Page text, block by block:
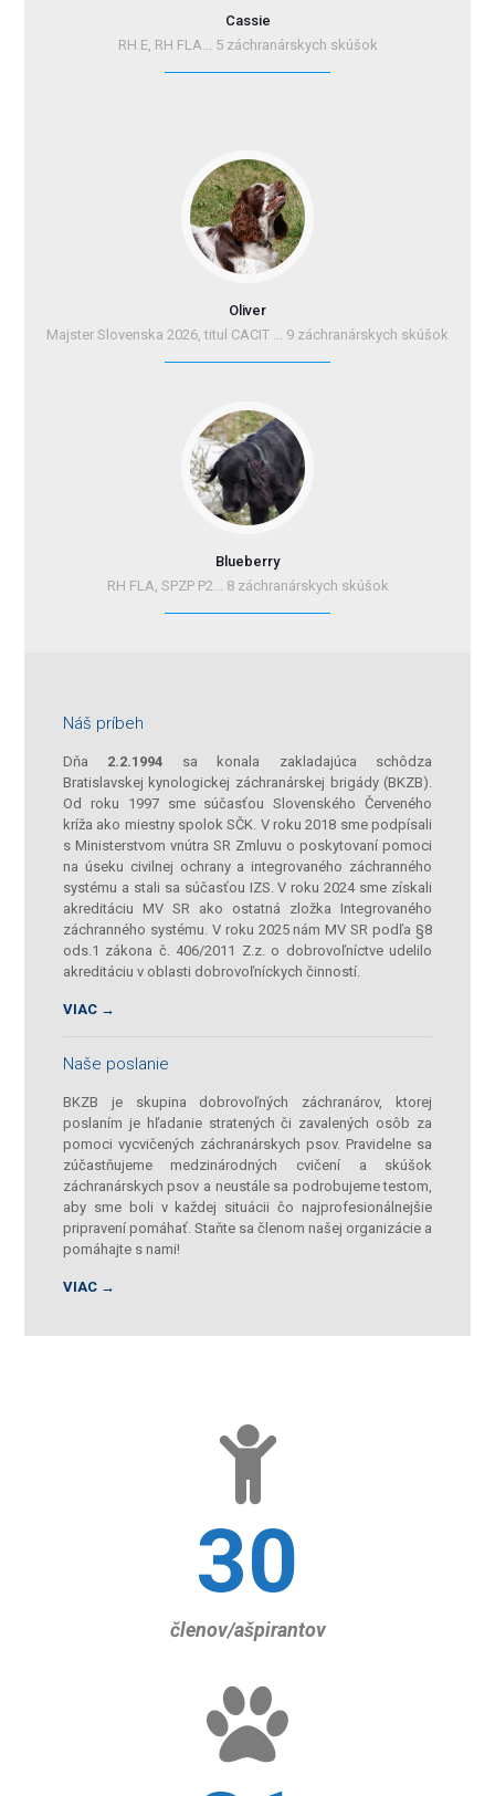
Cassie
RH E, RH FLA... 5 záchranárskych skúšok
Oliver
Majster Slovenska 2026, titul CACIT ... 9 záchranárskych skúšok
Blueberry
RH FLA, SPZP P2... 8 záchranárskych skúšok
Náš príbeh
Dňa 2.2.1994 sa konala zakladajúca schôdza
Bratislavskej kynologickej záchranárskej brigády (BKZB).
Od roku 1997 sme súčasťou Slovenského Červeného
kríža ako miestny spolok SČK. V roku 2018 sme podpísali
s Ministerstvom vnútra SR Zmluvu o poskytovaní pomoci
na úseku civilnej ochrany a integrovaného záchranného
systému a stali sa súčasťou IZS. V roku 2024 sme získali
akreditáciu MV SR ako ostatná zložka Integrovaného
záchranného systému. V roku 2025 nám MV SR podľa §8
ods.1 zákona č. 406/2011 Z.z. o dobrovoľníctve udelilo
akreditáciu v oblasti dobrovoľníckych činností.
VIAC →
Naše poslanie
BKZB je skupina dobrovoľných záchranárov, ktorej
poslaním je hľadanie stratených či zavalených osôb za
pomoci vycvičených záchranárskych psov. Pravidelne sa
zúčastňujeme medzinárodných cvičení a skúšok
záchranárskych psov a neustále sa podrobujeme testom,
aby sme boli v každej situácii čo najprofesionálnejšie
pripravení pomáhať. Staňte sa členom našej organizácie a
pomáhajte s nami!
VIAC →
30
členov/ašpirantov